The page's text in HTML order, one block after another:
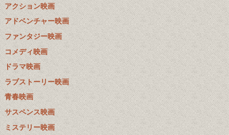
アクション映画
アドベンチャー映画
ファンタジー映画
コメディ映画
ドラマ映画
ラブストーリー映画
青春映画
サスペンス映画
ミステリー映画